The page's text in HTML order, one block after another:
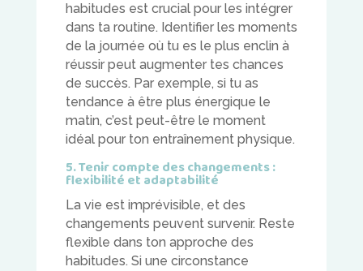
habitudes est crucial pour les intégrer
dans ta routine. Identifier les moments
de la journée où tu es le plus enclin à
réussir peut augmenter tes chances
de succès. Par exemple, si tu as
tendance à être plus énergique le
matin, c’est peut-être le moment
idéal pour ton entraînement physique.
5. Tenir compte des changements :
flexibilité et adaptabilité
La vie est imprévisible, et des
changements peuvent survenir. Reste
flexible dans ton approche des
habitudes. Si une circonstance